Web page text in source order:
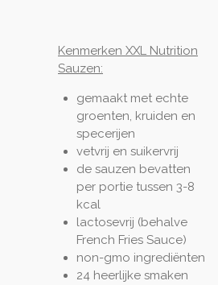
Kenmerken XXL Nutrition
Sauzen:
gemaakt met echte
groenten, kruiden en
specerijen
vetvrij en suikervrij
de sauzen bevatten
per portie tussen 3-8
kcal
lactosevrij (behalve
French Fries Sauce)
non-gmo ingrediënten
24 heerlijke smaken